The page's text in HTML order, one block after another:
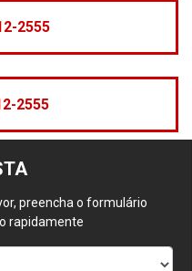
preencha o formulário
rapidamente
2555
2555